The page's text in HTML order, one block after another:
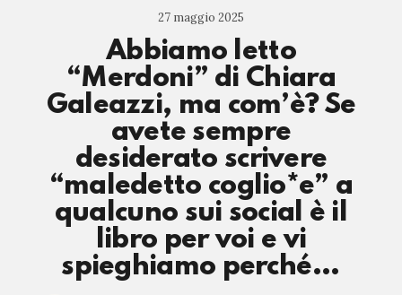
27 maggio 2025
Abbiamo letto
“Merdoni” di Chiara
Galeazzi, ma com’è? Se
avete sempre
desiderato scrivere
“maledetto coglio*e” a
qualcuno sui social è il
libro per voi e vi
spieghiamo perché…